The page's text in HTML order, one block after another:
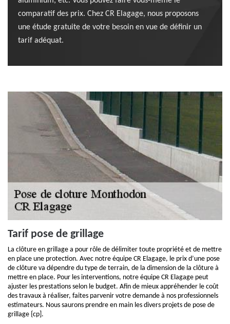
comparatif des prix. Chez CR Elagage, nous proposons
une étude gratuite de votre besoin en vue de définir un
tarif adéquat.
Tarif pose de grillage
La clôture en grillage a pour rôle de délimiter toute propriété et de mettre
en place une protection. Avec notre équipe CR Elagage, le prix d’une pose
de clôture va dépendre du type de terrain, de la dimension de la clôture à
mettre en place. Pour les interventions, notre équipe CR Elagage peut
ajuster les prestations selon le budget. Afin de mieux appréhender le coût
des travaux à réaliser, faites parvenir votre demande à nos professionnels
estimateurs. Nous saurons prendre en main les divers projets de pose de
grillage {cp].